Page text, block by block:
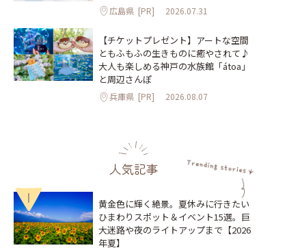
広島県 [PR] 2026.07.31
【チケットプレゼント】アートな空間
ともふもふの生きものに癒やされて♪
大人も楽しめる神戸の水族館「átoa」
と周辺さんぽ
兵庫県 [PR] 2026.08.07
人気記事
1
黄金色に輝く絶景。夏休みに行きたい
ひまわりスポット＆イベント15選。巨
大迷路や夜のライトアップまで【2026
年夏】